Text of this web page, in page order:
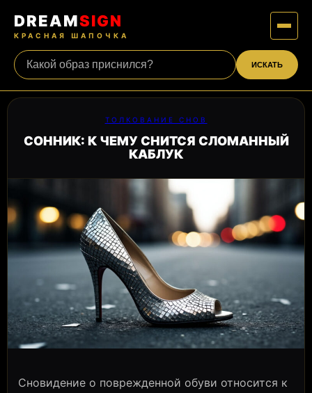
DREAMSIGN
КРАСНАЯ ШАПОЧКА
ИСКАТЬ
ТОЛКОВАНИЕ СНОВ
СОННИК: К ЧЕМУ СНИТСЯ СЛОМАННЫЙ
КАБЛУК
Сновидение о поврежденной обуви относится к